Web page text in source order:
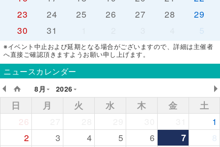
23
24 25 26 27 28
29
30
31 5
※イベント中止および延期となる場合がございますので、詳細は主催者
へ直接ご確認頂きますようお願い申し上げます。
ニュースカレンダー
8月
2026
日 月 火 水 木 金
土
26
1
2
3 4 5 6 7
8